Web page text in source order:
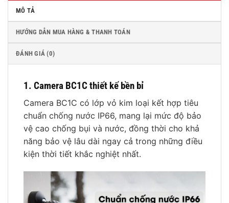
MÔ TẢ
HƯỚNG DẪN MUA HÀNG & THANH TOÁN
ĐÁNH GIÁ (0)
1. Camera BC1C thiết kế bền bỉ
Camera BC1C có lớp vỏ kim loại kết hợp tiêu
chuẩn chống nước IP66, mang lại mức độ bảo
vệ cao chống bụi và nước, đồng thời cho khả
năng bảo vệ lâu dài ngay cả trong những điều
kiện thời tiết khắc nghiệt nhất.